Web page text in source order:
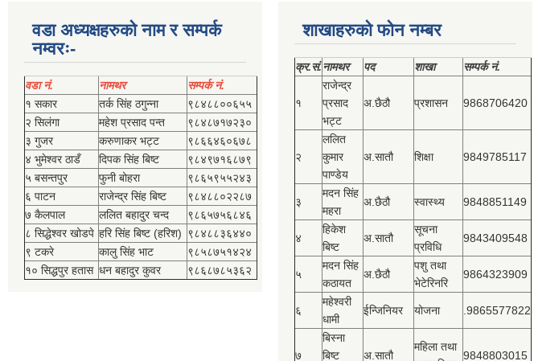
वडा अध्यक्षहरुको नाम र सम्पर्क
नम्वरः-
वडा नं. नामथर
सम्पर्क नं.
१ सकार
तर्क सिंह ठगुन्‍ना
९८४८८००६५५
२ सिलंगा
महेश प्रसाद पन्त
९८४८७१७२३०
३ गुजर
करुणाकर भट्ट
९८६६४६०६७८
४ भुमेश्‍वर ठाडँ
दिपक सिंह बिष्‍ट
९८४९७१६८७९
५ बसन्तपुर
फुनी बोहरा
९८६५९५५२४३
६ पाटन
राजेन्द्र सिंह बिष्‍ट
९८४८८०२२८७
७ कैलपाल
ललित बहादुर चन्द
९८६५७५६८४६
८ सिद्धेश्‍वर खोडपे हरि सिंह बिष्‍ट (हरिश) ९८४८८३६४४०
९ टकरे
कालु सिंह भाट
९८५८७५१४२४
१० सिद्धपुर हतास धन बहादुर कुवर ९८६८७८५३६२
शाखाहरुको फोन नम्बर
क्र.सं.नामथर पद शाखा सम्‍पर्क नं.
१
राजेन्द्र
प्रसाद
भट्ट
अ.छैठौ प्रशासन 9868706420
२
ललित
कुमार
पाण्डेय
अ.सातौ शिक्षा 9849785117
३
मदन सिंह
महरा
अ.छैठौ स्वास्थ्य 9848851149
४
हिकेश
बिष्‍ट
अ.सातौ
सूचना
प्रविधि
9843409548
५
मदन सिंह
कठायत
अ.छैठौ
पशु तथा
भेटेरिनरि
9864323909
६
महेश्‍वरी
धामी
ईन्जिनियर योजना .9865577822
७
बिस्‍ना
बिष्‍ट
अ.सातौ
महिला तथा
9848803015